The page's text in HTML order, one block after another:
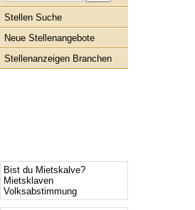
Stellen Suche
Neue Stellenangebote
Stellenanzeigen Branchen
Bist du Mietskalve?
Mietsklaven
Volksabstimmung